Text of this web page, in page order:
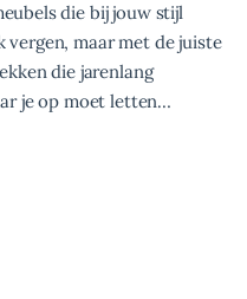
die bij jouw stijl
vergen, maar met de juiste
die jarenlang
je op moet letten…